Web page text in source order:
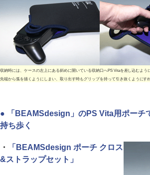
収納時には、ケースの左上にある斜めに開いている収納口へPS Vitaを差し込むよう
先端から弧を描くようにしまい、取り出す時もグリップを持って引き抜くようにす
● 「BEAMSdesign」のPS Vita用ポーチ
持ち歩く
・
「BEAMSdesign ポーチ クロス
&ストラップセット」